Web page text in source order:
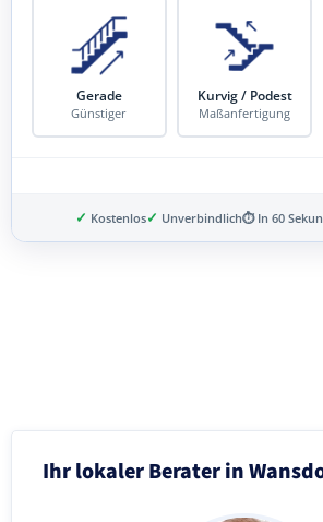
Gerade
Günstiger
Kurvig / Podest
Maßanfertigung
✓ Kostenlos✓ Unverbindlich⏱ In 60
Ihr lokaler Berater in